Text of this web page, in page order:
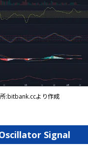
:bitbank.ccより作成
Signal